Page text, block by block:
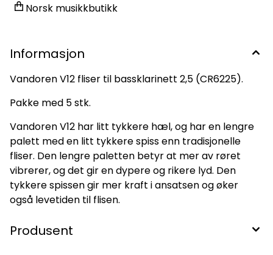
Norsk musikkbutikk
Informasjon
Vandoren V12 fliser til bassklarinett 2,5 (CR6225).
Pakke med 5 stk.
Vandoren V12 har litt tykkere hæl, og har en lengre
palett med en litt tykkere spiss enn tradisjonelle
fliser. Den lengre paletten betyr at mer av røret
vibrerer, og det gir en dypere og rikere lyd. Den
tykkere spissen gir mer kraft i ansatsen og øker
også levetiden til flisen.
Produsent